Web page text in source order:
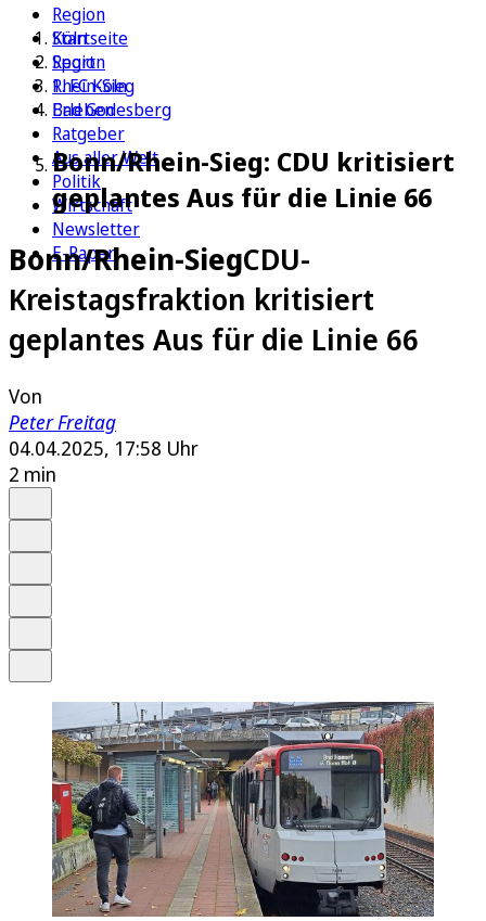
Region
Köln
Sport
1. FC Köln
Erleben
Ratgeber
Aus aller Welt
Politik
Wirtschaft
Newsletter
E-Paper
Startseite
Region
Rhein-Sieg
Bad Godesberg
Bonn/Rhein-Sieg: CDU kritisiert
geplantes Aus für die Linie 66
Bonn/Rhein-SiegCDU-
Kreistagsfraktion kritisiert
geplantes Aus für die Linie 66
Von
Peter Freitag
04.04.2025, 17:58 Uhr
2 min